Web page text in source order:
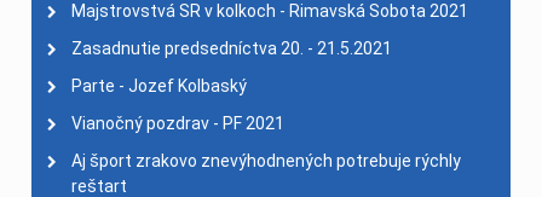
Majstrovstvá SR v kolkoch - Rimavská Sobota 2021
Zasadnutie predsedníctva 20. - 21.5.2021
Parte - Jozef Kolbaský
Vianočný pozdrav - PF 2021
Aj šport zrakovo znevýhodnených potrebuje rýchly
reštart